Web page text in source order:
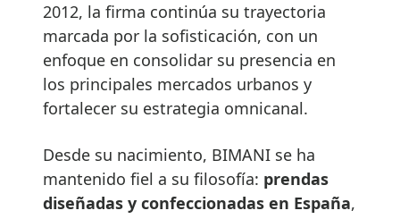
2012, la firma continúa su trayectoria
marcada por la sofisticación, con un
enfoque en consolidar su presencia en
los principales mercados urbanos y
fortalecer su estrategia omnicanal.
Desde su nacimiento, BIMANI se ha
mantenido fiel a su filosofía: prendas
diseñadas y confeccionadas en España,